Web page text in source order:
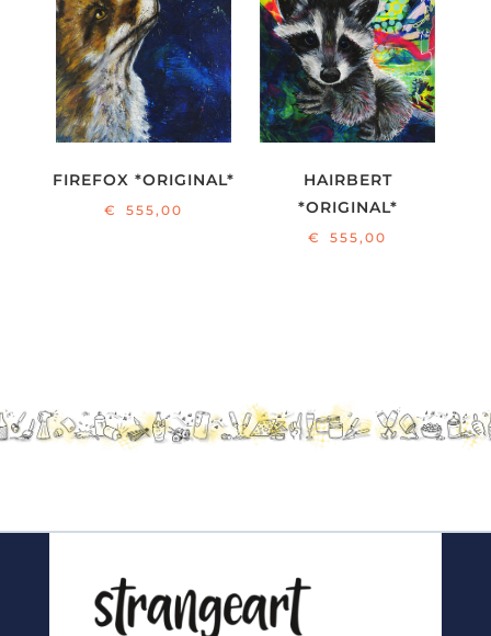
FIREFOX *ORIGINAL*
€ 555,00
HAIRBERT
*ORIGINAL*
€ 555,00